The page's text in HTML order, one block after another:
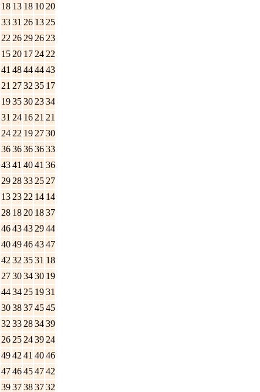
18 13 18 10 20
33 31 26 13 25
22 26 29 26 23
15 20 17 24 22
41 48 44 44 43
21 27 32 35 17
19 35 30 23 34
31 24 16 21 21
24 22 19 27 30
36 36 36 36 33
43 41 40 41 36
29 28 33 25 27
13 23 22 14 14
28 18 20 18 37
46 43 43 29 44
40 49 46 43 47
42 32 35 31 18
27 30 34 30 19
44 34 25 19 31
30 38 37 45 45
32 33 28 34 39
26 25 24 39 24
49 42 41 40 46
47 46 45 47 42
39 37 38 37 32